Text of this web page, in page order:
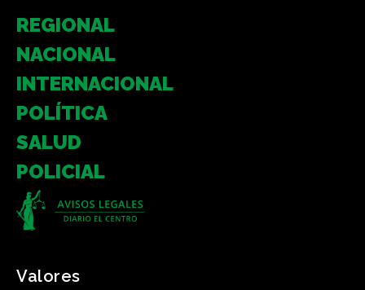
REGIONAL
NACIONAL
INTERNACIONAL
POLÍTICA
SALUD
POLICIAL
Valores